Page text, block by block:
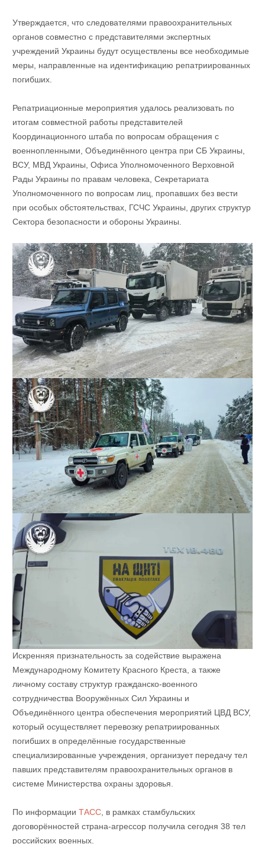
Утверждается, что следователями правоохранительных
органов совместно с представителями экспертных
учреждений Украины будут осуществлены все необходимые
меры, направленные на идентификацию репатриированных
погибших.
Репатриационные мероприятия удалось реализовать по
итогам совместной работы представителей
Координационного штаба по вопросам обращения с
военнопленными, Объединённого центра при СБ Украины,
ВСУ, МВД Украины, Офиса Уполномоченного Верховной
Рады Украины по правам человека, Секретариата
Уполномоченного по вопросам лиц, пропавших без вести
при особых обстоятельствах, ГСЧС Украины, других структур
Сектора безопасности и обороны Украины.
Искренняя признательность за содействие выражена
Международному Комитету Красного Креста, а также
личному составу структур гражданско-военного
сотрудничества Вооружённых Сил Украины и
Объединённого центра обеспечения мероприятий ЦВД ВСУ,
который осуществляет перевозку репатриированных
погибших в определённые государственные
специализированные учреждения, организует передачу тел
павших представителям правоохранительных органов в
системе Министерства охраны здоровья.
По информации ТАСС, в рамках стамбульских
договорённостей страна-агрессор получила сегодня 38 тел
российских военных.